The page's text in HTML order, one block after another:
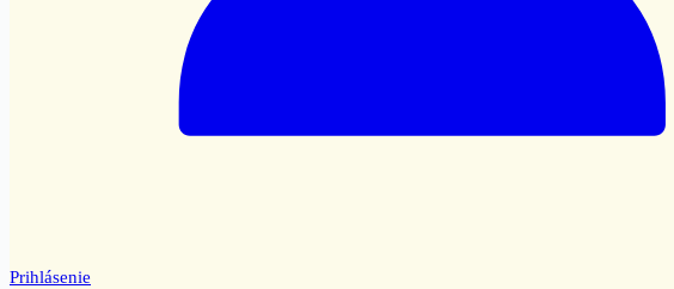
Prihlásenie